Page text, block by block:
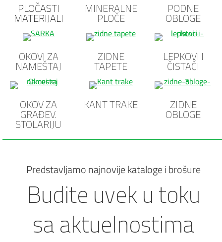
PLOČASTI
MATERIJALI
OKOVI ZA
NAMEŠTAJ
OKOV ZA
GRAĐEV.
STOLARIJU
MINERALNE
PLOČE
ZIDNE
TAPETE
KANT TRAKE
PODNE
OBLOGE
LEPKOVI I
ČISTAČI
ZIDNE
OBLOGE
Predstavljamo najnovije kataloge i brošure
Budite uvek u toku
sa aktuelnostima